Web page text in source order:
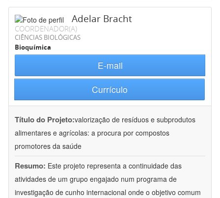
Adelar Bracht
COORDENADOR(A)
CIÊNCIAS BIOLÓGICAS
Bioquímica
E-mail
Currículo
Título do Projeto:valorização de resíduos e subprodutos
alimentares e agrícolas: a procura por compostos
promotores da saúde
Resumo: Este projeto representa a continuidade das
atividades de um grupo engajado num programa de
investigação de cunho internacional onde o objetivo comum